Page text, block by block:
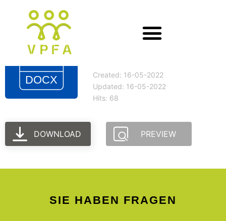
D1_mündlich_Bogen
für Kind_GruppeA
Created: 16-05-2022
Updated: 16-05-2022
Hits: 68
DOWNLOAD PREVIEW
SIE HABEN FRAGEN